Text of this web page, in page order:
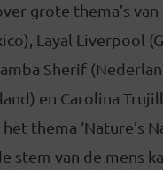
grote thema’s
Layal Liverpool
Sherif
en Carolina
thema ‘Nature’s
stem van de mens